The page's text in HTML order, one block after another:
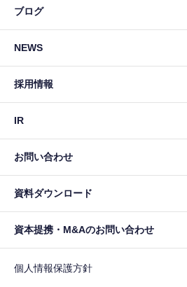
ブログ
NEWS
採用情報
IR
お問い合わせ
資料ダウンロード
資本提携・M&Aのお問い合わせ
個人情報保護方針